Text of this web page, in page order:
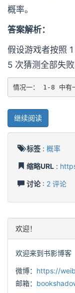
概率。
答案解析：
假设游戏者按照
5 次猜测全部失
情况一： 1-8 中有
继续阅读
标签 : 概率
缩略URL :
讨论: 2 评论
欢迎！
欢迎来到书影博客
微博： https://
邮箱：